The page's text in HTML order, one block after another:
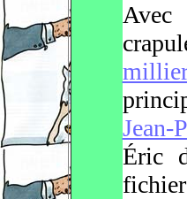
Avec
Jean-
Éric